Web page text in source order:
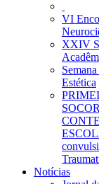
VI
XXIV
Estética
Notícias